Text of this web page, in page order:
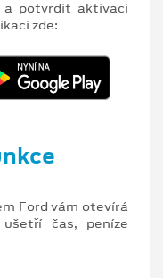
a potvrdit aktivaci
zde:
Ford vám otevírá
čas, peníze